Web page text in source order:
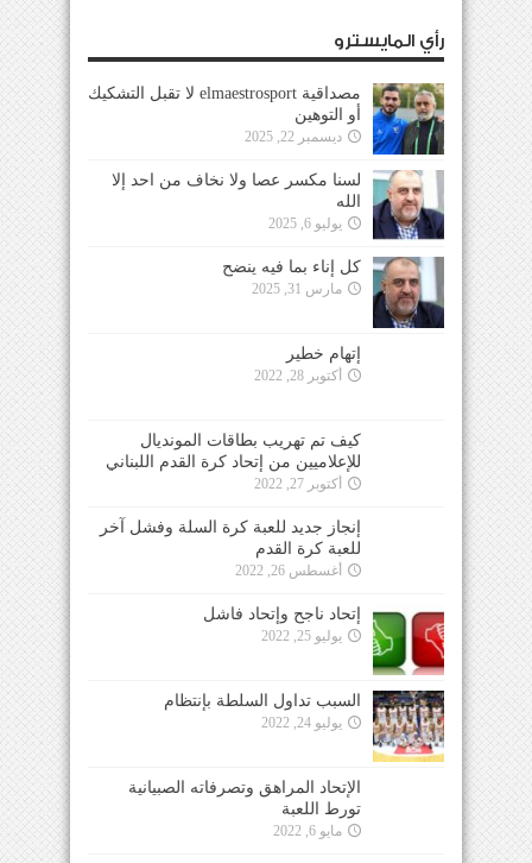
رأي المايسترو
مصداقية elmaestrosport لا تقبل التشكيك
أو التوهين
ديسمبر 22, 2025
لسنا مكسر عصا ولا نخاف من احد إلا
الله
يوليو 6, 2025
كل إناء بما فيه ينضح
مارس 31, 2025
إتهام خطير
أكتوبر 28, 2022
كيف تم تهريب بطاقات المونديال
للإعلاميين من إتحاد كرة القدم اللبناني
أكتوبر 27, 2022
إنجاز جديد للعبة كرة السلة وفشل آخر
للعبة كرة القدم
أغسطس 26, 2022
إتحاد ناجح وإتحاد فاشل
يوليو 25, 2022
السبب تداول السلطة بإنتظام
يوليو 24, 2022
الإتحاد المراهق وتصرفاته الصبيانية
تورط اللعبة
مايو 6, 2022